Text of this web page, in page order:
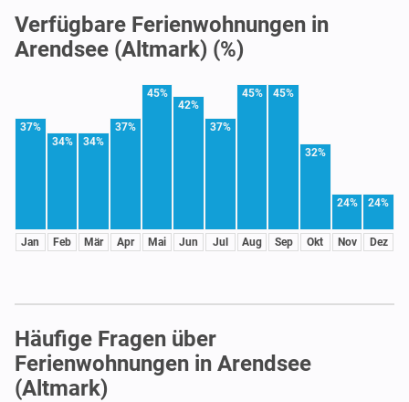
Verfügbare Ferienwohnungen in
Arendsee (Altmark) (%)
37%
Jan
34%
Feb
34%
Mär
37%
Apr
45%
Mai
42%
Jun
37%
Jul
45%
Aug
45%
Sep
32%
Okt
24%
Nov
24%
Dez
Häufige Fragen über
Ferienwohnungen in Arendsee
(Altmark)